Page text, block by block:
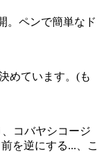
。ペンで簡単なド
めています。(も
コバヤシコージ
を逆にする...、こ